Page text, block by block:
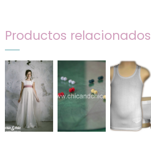
Productos relacionados